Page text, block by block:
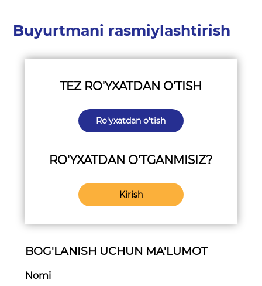
Buyurtmani rasmiylashtirish
TEZ RO'YXATDAN O'TISH
Ro'yxatdan o'tish
RO'YXATDAN O'TGANMISIZ?
Kirish
BOG'LANISH UCHUN MA'LUMOT
Nomi